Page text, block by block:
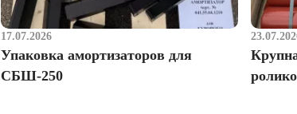
17.07.2026
Упаковка амортизаторов для
СБШ-250